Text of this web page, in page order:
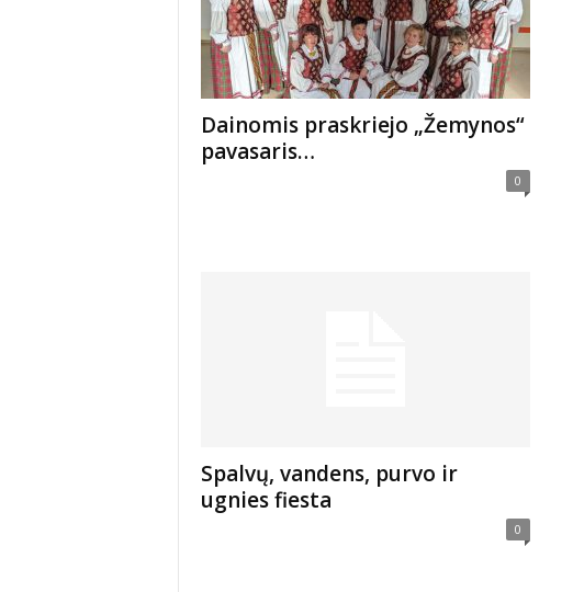
Dainomis praskriejo „Žemynos“
pavasaris…
0
Spalvų, vandens, purvo ir
ugnies fiesta
0